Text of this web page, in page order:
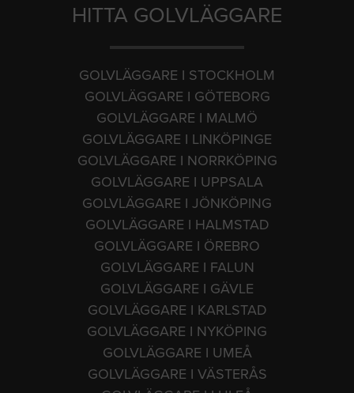
HITTA GOLVLÄGGARE
GOLVLÄGGARE I STOCKHOLM
GOLVLÄGGARE I GÖTEBORG
GOLVLÄGGARE I MALMÖ
GOLVLÄGGARE I LINKÖPINGE
GOLVLÄGGARE I NORRKÖPING
GOLVLÄGGARE I UPPSALA
GOLVLÄGGARE I JÖNKÖPING
GOLVLÄGGARE I HALMSTAD
GOLVLÄGGARE I ÖREBRO
GOLVLÄGGARE I FALUN
GOLVLÄGGARE I GÄVLE
GOLVLÄGGARE I KARLSTAD
GOLVLÄGGARE I NYKÖPING
GOLVLÄGGARE I UMEÅ
GOLVLÄGGARE I VÄSTERÅS